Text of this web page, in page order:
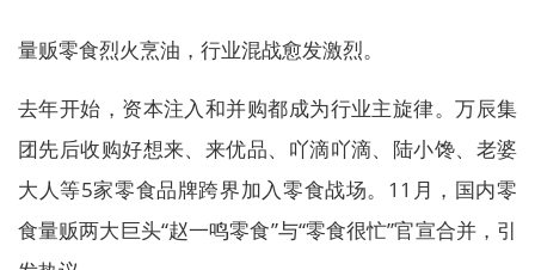
量贩零食烈火烹油，行业混战愈发激烈。
去年开始，资本注入和并购都成为行业主旋律。万辰集
团先后收购好想来、来优品、吖滴吖滴、陆小馋、老婆
大人等5家零食品牌跨界加入零食战场。11月，国内零
食量贩两大巨头“赵一鸣零食”与“零食很忙”官宣合并，引